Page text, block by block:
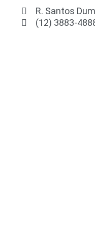
R. Santos
(12) 3883-